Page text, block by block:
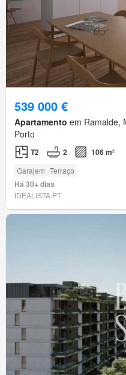
539 000 €
Apartamento em Ramalde,
Porto
T2 2 106 m²
Garajem Terraço
Há 30+ dias
IDEALISTA.PT